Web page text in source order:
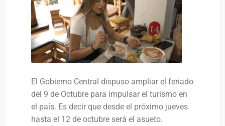
El Gobierno Central dispuso ampliar el feriado
del 9 de Octubre para impulsar el turismo en
el país. Es decir que desde el próximo jueves
hasta el 12 de octubre será el asueto.